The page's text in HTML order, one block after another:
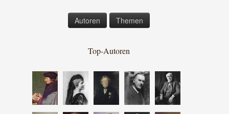
Autoren Themen
Top-Autoren